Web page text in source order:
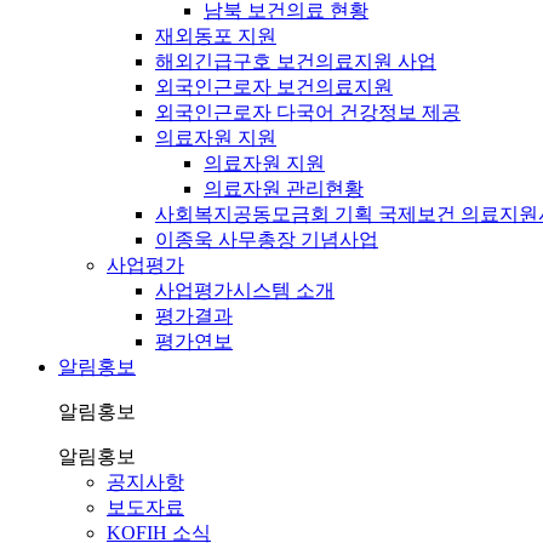
남북 보건의료 현황
재외동포 지원
해외긴급구호 보건의료지원 사업
외국인근로자 보건의료지원
외국인근로자 다국어 건강정보 제공
의료자원 지원
의료자원 지원
의료자원 관리현황
사회복지공동모금회 기획 국제보건 의료지원
이종욱 사무총장 기념사업
사업평가
사업평가시스템 소개
평가결과
평가연보
알림홍보
알림홍보
알림홍보
공지사항
보도자료
KOFIH 소식